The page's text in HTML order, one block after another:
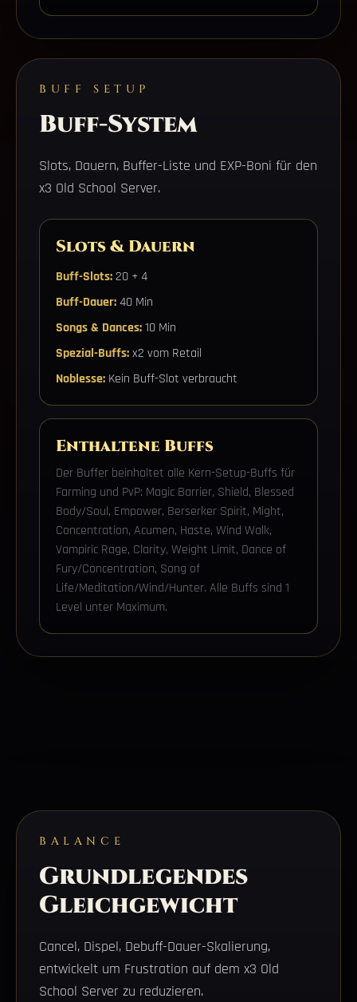
BUFF SETUP
Buff-System
Slots, Dauern, Buffer-Liste und EXP-Boni für den
x3 Old School Server.
Slots & Dauern
Buff-Slots: 20 + 4
Buff-Dauer:40 Min
Songs & Dances:10 Min
Spezial-Buffs:x2 vom Retail
Noblesse: Kein Buff-Slot verbraucht
Enthaltene Buffs
Der Buffer beinhaltet alle Kern-Setup-Buffs für
Farming und PvP: Magic Barrier, Shield, Blessed
Body/Soul, Empower, Berserker Spirit, Might,
Concentration, Acumen, Haste, Wind Walk,
Vampiric Rage, Clarity, Weight Limit, Dance of
Fury/Concentration, Song of
Life/Meditation/Wind/Hunter. Alle Buffs sind 1
Level unter Maximum.
BALANCE
Grundlegendes
Gleichgewicht
Cancel, Dispel, Debuff-Dauer-Skalierung,
entwickelt um Frustration auf dem x3 Old
School Server zu reduzieren.